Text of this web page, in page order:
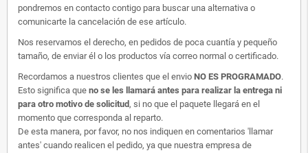
pondremos en contacto contigo para buscar una alternativa o
comunicarte la cancelación de ese artículo.
Nos reservamos el derecho, en pedidos de poca cuantía y pequeño
tamaño, de enviar él o los productos vía correo normal o certificado.
Recordamos a nuestros clientes que el envio NO ES PROGRAMADO.
Esto significa que no se les llamará antes para realizar la entrega ni
para otro motivo de solicitud, si no que el paquete llegará en el
momento que corresponda al reparto.
De esta manera, por favor, no nos indiquen en comentarios 'llamar
antes' cuando realicen el pedido, ya que nuestra empresa de